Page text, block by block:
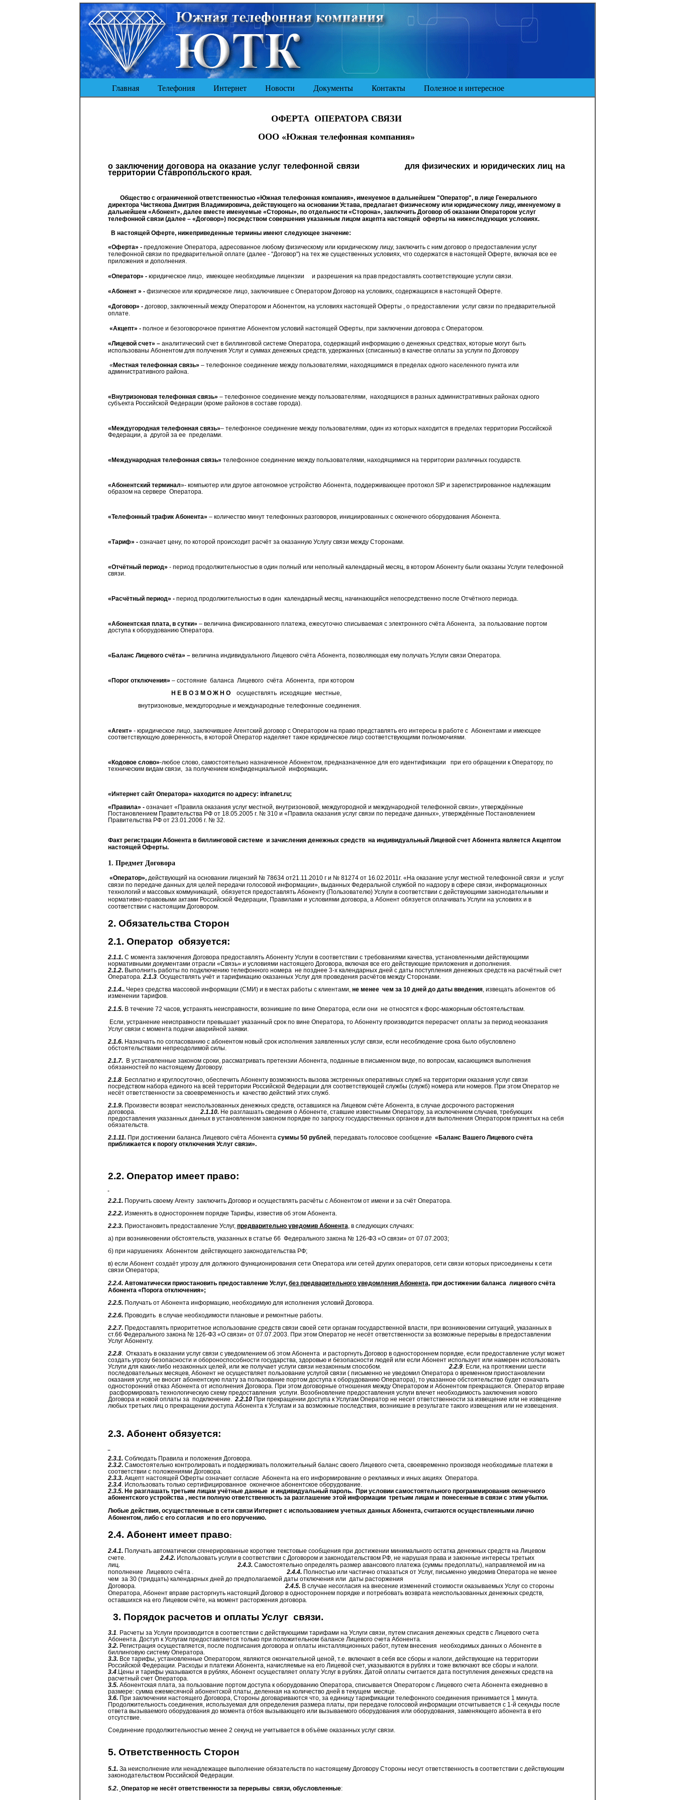
Главная Телефония Интернет Новости Документы Контакты Полезное и интересное
ОФЕРТА ОПЕРАТОРА СВЯЗИ
ООО «Южная телефонная компания»
о заключении договора на оказание услуг телефонной связи для физических и юридических лиц на
территории Ставропольского края.
Общество с ограниченной ответственностью «Южная телефонная компания», именуемое в дальнейшем "Оператор", в лице Генерального
директора ЧистяковаДмитрия Владимировича, действующего на основании Устава, предлагает физическому или юридическому лицу, именуемому в
дальнейшем «Абонент», далее вместе именуемые «Стороны», по отдельности «Сторона», заключить Договор об оказании Оператором услуг
телефонной связи (далее – «Договор») посредством совершения указанным лицом акцепта настоящей оферты на нижеследующих условиях.
В настоящей Оферте, нижеприведенные термины имеют следующее значение:
«Оферта» - предложение Оператора, адресованное любому физическому или юридическому лицу, заключить с ним договор о предоставлении услуг
телефонной связи по предварительной оплате (далее - "Договор") на тех же существенных условиях, что содержатся в настоящей Оферте, включая все ее
приложения и дополнения.
«Оператор» - юридическое лицо, имеющее необходимые лицензии и разрешения на прав предоставлять соответствующие услуги связи.
«Абонент » - физическое или юридическое лицо, заключившее с Оператором Договор на условиях, содержащихся в настоящей Оферте.
«Договор» - договор, заключенный между Оператором и Абонентом, на условиях настоящей Оферты , о предоставлении услуг связи по предварительной
оплате.
«Акцепт» - полное и безоговорочное принятие Абонентом условий настоящей Оферты, при заключении договора с Оператором.
«Лицевой счет» – аналитический счет в биллинговой системе Оператора, содержащий информацию о денежных средствах, которые могут быть
использованы Абонентом для получения Услуг и суммах денежных средств, удержанных (списанных) в качестве оплаты за услуги по Договору
«Местная телефонная связь» – телефонное соединение между пользователями, находящимися в пределах одного населенного пункта или
административного района.
«Внутризоновая телефонная связь» – телефонное соединение между пользователями, находящихся в разных административных районах одного
субъекта Российской Федерации (кроме районов в составе города).
«Междугородная телефонная связь»– телефонное соединение между пользователями, один из которых находится в пределах территории Российской
Федерации, а другой за ее пределами.
«Международная телефонная связь» телефонное соединение между пользователями, находящимися на территории различных государств.
«Абонентский терминал»- компьютер или другое автономное устройство Абонента, поддерживающее протокол SIP и зарегистрированное надлежащим
образом на сервере Оператора.
«Телефонный трафик Абонента» – количество минут телефонных разговоров, инициированных с оконечного оборудования Абонента.
«Тариф» -означает цену, по которой происходит расчёт за оказанную Услугу связи между Сторонами.
«Отчётный период» - период продолжительностью в один полный или неполный календарный месяц, в котором Абоненту были оказаны Услуги телефонной
связи.
«Расчётный период» -период продолжительностью в один календарный месяц, начинающийся непосредственно после Отчётного периода.
«Абонентская плата, в сутки» – величина фиксированного платежа, ежесуточно списываемая с электронного счёта Абонента, за пользование портом
доступа к оборудованию Оператора.
«Баланс Лицевого счёта» – величина индивидуального Лицевого счёта Абонента, позволяющая ему получать Услуги связи Оператора.
«Порог отключения» – состояние баланса Лицевого счёта Абонента, при котором
Н Е В О З М О Ж Н О
осуществлять исходящие местные,
внутризоновые, междугородные и международные телефонные соединения.
«Агент» - юридическое лицо, заключившее Агентский договор с Оператором на право представлять его интересы в работе с Абонентами и имеющее
соответствующую доверенность, в которой Оператор наделяет такое юридическое лицо соответствующими полномочиями.
«Кодовое слово»-любое слово, самостоятельно назначенное Абонентом, предназначенное для его идентификации
при его обращении к Оператору, по
техническим видам связи, за получением конфиденциальной информации.
«Интернет сайт Оператора» находится по адресу: infranet.ru;
«Правила» -означает «Правила оказания услуг местной, внутризоновой, междугородной и международной телефонной связи», утверждённые
Постановлением Правительства РФ от 18.05.2005 г. № 310 и «Правила оказания услуг связи по передаче данных», утверждённые Постановлением
Правительства РФ от 23.01.2006 г. № 32.
Факт регистрации Абонента в биллинговойсистеме и зачисления денежных средств на индивидуальный Лицевой счет Абонента является Акцептом
настоящей Оферты.
1. Предмет Договора
«Оператор»,действующий на основании лицензий № 78634 от21.11.2010 г и № 81274 от 16.02.2011г. «На оказание услуг местной телефонной связи и услуг
связи по передаче данных для целей передачи голосовой информации», выданных Федеральной службой по надзору в сфере связи, информационных
технологий и массовых коммуникаций, обязуется предоставлять Абоненту (Пользователю) Услуги в соответствии с действующими законодательными и
нормативно-правовыми актами Российской Федерации, Правилами и условиями договора, а Абонент обязуется оплачивать Услуги на условиях и в
соответствии с настоящим Договором.
2. Обязательства Сторон
2.1. Оператор обязуется:
2.1.1. С момента заключения Договора предоставлять Абоненту Услуги в соответствии с требованиями качества, установленными действующими
нормативными документами отрасли «Связь» и условиями настоящего Договора, включая все его действующие приложения и дополнения.
2.1.2.Выполнить работы по подключению телефонного номера не позднее 3-х календарных дней с даты поступления денежных средств на расчётный счет
Оператора.2.1.3. Осуществлять учёт и тарификацию оказанных Услуг для проведения расчётов между Сторонами.
2.1.4..Через средства массовой информации (СМИ) и в местах работы с клиентами, не менее чем за 10 дней до даты введения, извещать абонентов об
изменении тарифов.
2.1.5. В течение 72 часов,устранять неисправности, возникшие по вине Оператора, если они не относятся к форс-мажорным обстоятельствам.
Если, устранение неисправности превышает указанный срок по вине Оператора, то Абоненту производится перерасчет оплаты за период неоказания
Услуг связи с момента подачи аварийной заявки.
2.1.6.Назначать по согласованию с абонентом новый срок исполнения заявленных услуг связи, если несоблюдение срока было обусловлено
обстоятельствами непреодолимой силы.
2.1.7.
В установленные законом сроки, рассматривать претензии Абонента, поданные в письменном виде, по вопросам, касающимся выполнения
обязанностей по настоящему Договору.
2.1.8. Бесплатно и круглосуточно, обеспечить Абоненту возможность вызова экстренных оперативных служб на территории оказания услуг связи
посредством набора единого на всей территории Российской Федерации для соответствующей службы (служб) номера или номеров. При этом Оператор не
несёт ответственности за своевременность и качество действий этих служб.
2.1.9. Произвести возврат неиспользованных денежных средств, оставшихся на Лицевом счёте Абонента, в случае досрочного расторжения
договора.
2.1.10.Не разглашать сведения о Абоненте, ставшие известными Оператору, за исключением случаев, требующих
предоставления указанных данных в установленном законом порядке по запросу государственных органов и для выполнения Оператором принятых на себя
обязательств.
2.1.11.При достижении баланса Лицевого счёта Абонента суммы 50 рублей, передавать голосовое сообщение «Баланс Вашего Лицевого счёта
приближается к порогу отключения Услуг связи».
2.2. Оператор имеет право:
2.2.1. Поручить своему Агенту заключить Договор и осуществлять расчёты с Абонентом от имени и за счёт Оператора.
2.2.2. Изменять в одностороннем порядке Тарифы, известив об этом Абонента.
2.2.3. Приостановить предоставление Услуг, предварительно уведомив Абонента, в следующих случаях:
а) при возникновении обстоятельств, указанных в статье 66 Федерального закона № 126-ФЗ «О связи» от 07.07.2003;
б) при нарушениях Абонентом действующего законодательства РФ;
в) если Абонент создаёт угрозу для должного функционирования сети Оператора или сетей других операторов, сети связи которых присоединены к сети
связи Оператора;
2.2.4. Автоматически приостановить предоставление Услуг, без предварительного уведомления Абонента, при достижении баланса лицевого счёта
Абонента «Порога отключения»;
2.2.5.Получать от Абонента информацию, необходимую для исполнения условий Договора.
2.2.6.Проводить в случае необходимости плановые и ремонтные работы.
2.2.7.Предоставлять приоритетное использование средств связи своей сети органам государственной власти, при возникновении ситуаций, указанных в
ст.66 Федерального закона № 126-ФЗ «О связи» от 07.07.2003. При этом Оператор не несёт ответственности за возможные перерывы в предоставлении
Услуг Абоненту.
2.2.8. Отказать в оказании услуг связи с уведомлением об этом Абонента и расторгнуть Договор в одностороннем порядке, если предоставление услуг может
создать угрозу безопасности и обороноспособности государства, здоровью и безопасности людей или если Абонент использует или намерен использовать
Услуги для каких-либо незаконных целей, или же получает услуги связи незаконным способом.
2.2.9. Если, на протяжении шести
последовательных месяцев, Абонент не осуществляет пользование услугой связи ( письменно не уведомил Оператора о временном приостановлении
оказания услуг, не вносит абонентскую плату за пользование портом доступа к оборудованию Оператора), то указанное обстоятельство будет означать
односторонний отказ Абонента от исполнения Договора. При этом договорные отношения между Оператором и Абонентом прекращаются. Оператор вправе
расформировать технологическую схему предоставления услуги. Возобновление предоставления услуги влечет необходимость заключения нового
Договора и новой оплаты за подключение. 2.2.10При прекращении доступа к Услугам Оператор не несет ответственности за извещение или не извещение
любых третьих лиц о прекращении доступа Абонента к Услугам и за возможные последствия, возникшие в результате такого извещения или не извещения.
2.3. Абонент обязуется:
2.3.1. Соблюдать Правила и положения Договора.
2.3.2.Самостоятельно контролировать и поддерживать положительный баланс своего Лицевого счета, своевременно производя необходимые платежи в
соответствии с положениями Договора.
2.3.3.Акцепт настоящей Оферты означает согласие Абонента на его информирование о рекламных и иных акциях Оператора.
2.3.4. Использовать только сертифицированное оконечное абонентское оборудование.
2.3.5. Не разглашать третьим лицам учётные данные и индивидуальный пароль.
При условии самостоятельного программирования оконечного
абонентского устройства , нести полную ответственность за разглашение этой информации третьим лицам и понесенные в связи с этим убытки.
Любые действия, осуществленные в сети связи Интернет с использованием учетных данных Абонента, считаются осуществленными лично
Абонентом, либо с его согласия и по его поручению.
2.4. Абонент имеет право:
2.4.1.Получать автоматически сгенерированные короткие текстовые сообщения при достижении минимального остатка денежных средств на Лицевом
счете.
2.4.2.Использовать услуги в соответствии с Договором и законодательством РФ, не нарушая права и законные интересы третьих
лиц.
2.4.3. Самостоятельно определять размер авансового платежа (суммы предоплаты), направляемой им на
пополнение Лицевого счёта . 2.4.4. Полностью или частично отказаться от Услуг, письменно уведомив Оператора не менее
чем за 30 (тридцать) календарных дней до предполагаемой даты отключения или даты расторжения
Договора. 2.4.5.В случае несогласия на внесение изменений стоимости оказываемых Услуг со стороны
Оператора, Абонент вправе расторгнуть настоящий Договор в одностороннем порядке и потребовать возврата неиспользованных денежных средств,
оставшихся на его Лицевом счёте, на момент расторжения договора.
3. Порядок расчетов и оплаты Услуг связи.
3.1. Расчеты за Услуги производится в соответствии с действующими тарифами на Услуги связи, путем списания денежных средств с Лицевого счета
Абонента. Доступ к Услугам предоставляется только при положительном балансе Лицевого счета Абонента.
3.2.Регистрация осуществляется, после подписания договора и оплаты инсталляционных работ, путем внесения необходимых данных о Абоненте в
биллинговуюсистему Оператора.
3.3.Все тарифы, установленные Оператором, являются окончательной ценой, т.е. включают в себя все сборы и налоги, действующие на территории
Российской Федерации. Расходы и платежи Абонента, начисляемые на его Лицевой счет, указываются в рублях и тоже включают все сборы и налоги.
3.4.Цены и тарифы указываются в рублях, Абонент осуществляет оплату Услуг в рублях. Датой оплаты считается дата поступления денежных средств на
расчетный счет Оператора.
3.5.Абонентская плата, за пользование портом доступа к оборудованию Оператора, списывается Оператором с Лицевого счета Абонента ежедневно в
размере: сумма ежемесячной абонентской платы, деленная на количество дней в текущем месяце.
3.6.При заключении настоящего Договора, Стороны договариваются что, за единицу тарификации телефонного соединения принимается 1 минута.
Продолжительность соединения, используемая для определения размера платы, при передаче голосовой информации отсчитывается с 1-й секунды после
ответа вызываемого оборудования до момента отбоя вызывающего или вызываемого оборудования или оборудования, заменяющего абонента в его
отсутствие.
Соединение продолжительностью менее 2 секунд не учитывается в объёме оказанных услуг связи.
5. Ответственность Сторон
5.1.За неисполнение или ненадлежащее выполнение обязательств по настоящему Договору Стороны несут ответственность в соответствии с действующим
законодательством Российской Федерации.
5.2. Оператор не несёт ответственности за перерывы связи, обусловленные: